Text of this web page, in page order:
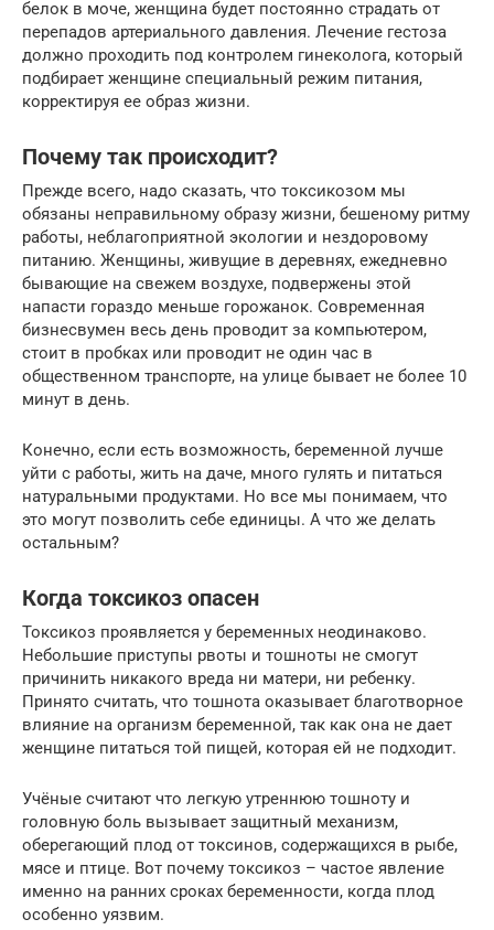
белок в моче, женщина будет постоянно страдать от
перепадов артериального давления. Лечение гестоза
должно проходить под контролем гинеколога, который
подбирает женщине специальный режим питания,
корректируя ее образ жизни.
Почему так происходит?
Прежде всего, надо сказать, что токсикозом мы
обязаны неправильному образу жизни, бешеному ритму
работы, неблагоприятной экологии и нездоровому
питанию. Женщины, живущие в деревнях, ежедневно
бывающие на свежем воздухе, подвержены этой
напасти гораздо меньше горожанок. Современная
бизнесвумен весь день проводит за компьютером,
стоит в пробках или проводит не один час в
общественном транспорте, на улице бывает не более 10
минут в день.
Конечно, если есть возможность, беременной лучше
уйти с работы, жить на даче, много гулять и питаться
натуральными продуктами. Но все мы понимаем, что
это могут позволить себе единицы. А что же делать
остальным?
Когда токсикоз опасен
Токсикоз проявляется у беременных неодинаково.
Небольшие приступы рвоты и тошноты не смогут
причинить никакого вреда ни матери, ни ребенку.
Принято считать, что тошнота оказывает благотворное
влияние на организм беременной, так как она не дает
женщине питаться той пищей, которая ей не подходит.
Учёные считают что легкую утреннюю тошноту и
головную боль вызывает защитный механизм,
оберегающий плод от токсинов, содержащихся в рыбе,
мясе и птице. Вот почему токсикоз – частое явление
именно на ранних сроках беременности, когда плод
особенно уязвим.